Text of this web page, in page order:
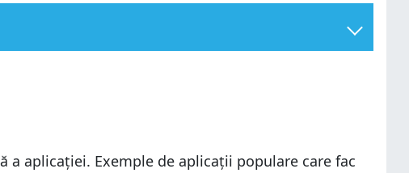
a aplicației. Exemple de aplicații populare care fac